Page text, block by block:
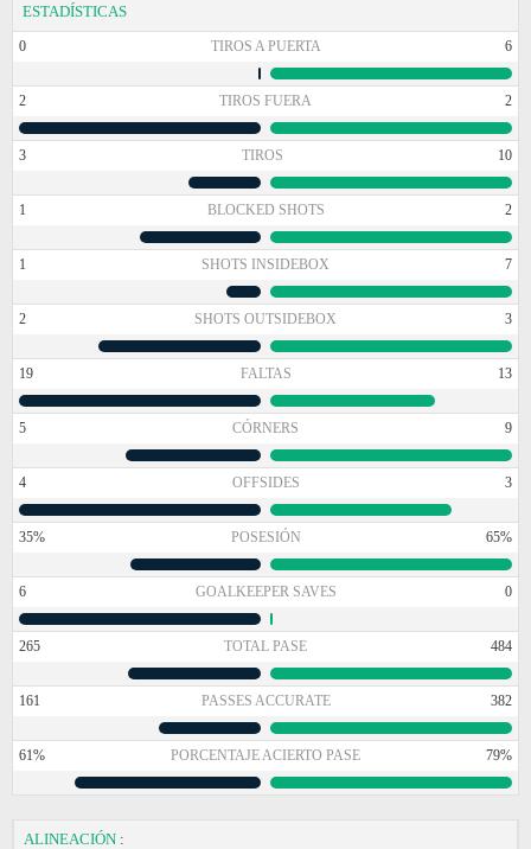
ESTADÍSTICAS
0 TIROS A PUERTA 6
2 TIROS FUERA 2
3 TIROS 10
1 BLOCKED SHOTS 2
1 SHOTS INSIDEBOX 7
2 SHOTS OUTSIDEBOX 3
19 FALTAS 13
5 CÓRNERS 9
4 OFFSIDES 3
35% POSESIÓN 65%
6 GOALKEEPER SAVES 0
265 TOTAL PASE 484
161 PASSES ACCURATE 382
61% PORCENTAJE ACIERTO PASE 79%
ALINEACIÓN :